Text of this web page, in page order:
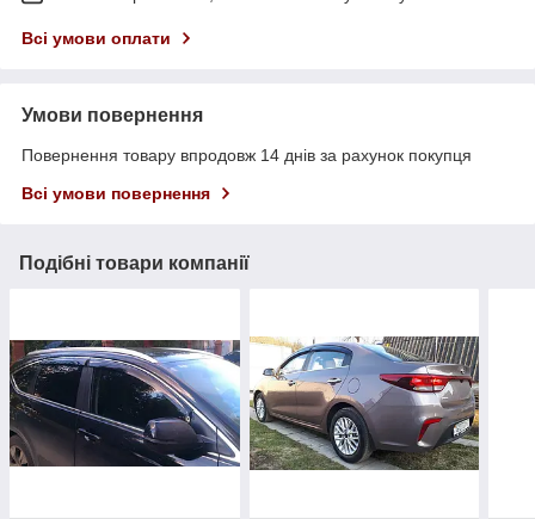
Всі умови оплати
Умови повернення
Повернення товару впродовж 14 днів за рахунок покупця
Всі умови повернення
Подібні товари компанії